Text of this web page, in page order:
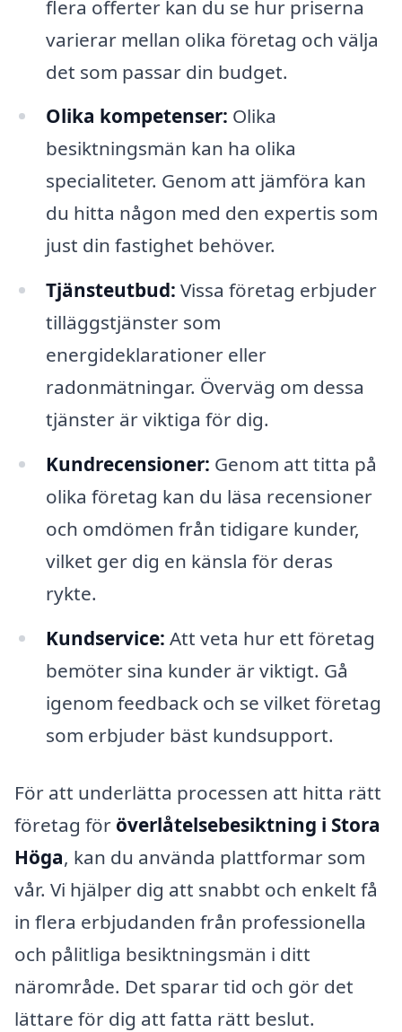
flera offerter kan du se hur priserna
varierar mellan olika företag och välja
det som passar din budget.
Olika kompetenser: Olika
besiktningsmän kan ha olika
specialiteter. Genom att jämföra kan
du hitta någon med den expertis som
just din fastighet behöver.
Tjänsteutbud: Vissa företag erbjuder
tilläggstjänster som
energideklarationer eller
radonmätningar. Överväg om dessa
tjänster är viktiga för dig.
Kundrecensioner: Genom att titta på
olika företag kan du läsa recensioner
och omdömen från tidigare kunder,
vilket ger dig en känsla för deras
rykte.
Kundservice: Att veta hur ett företag
bemöter sina kunder är viktigt. Gå
igenom feedback och se vilket företag
som erbjuder bäst kundsupport.
För att underlätta processen att hitta rätt
företag för överlåtelsebesiktning i Stora
Höga, kan du använda plattformar som
vår. Vi hjälper dig att snabbt och enkelt få
in flera erbjudanden från professionella
och pålitliga besiktningsmän i ditt
närområde. Det sparar tid och gör det
lättare för dig att fatta rätt beslut.